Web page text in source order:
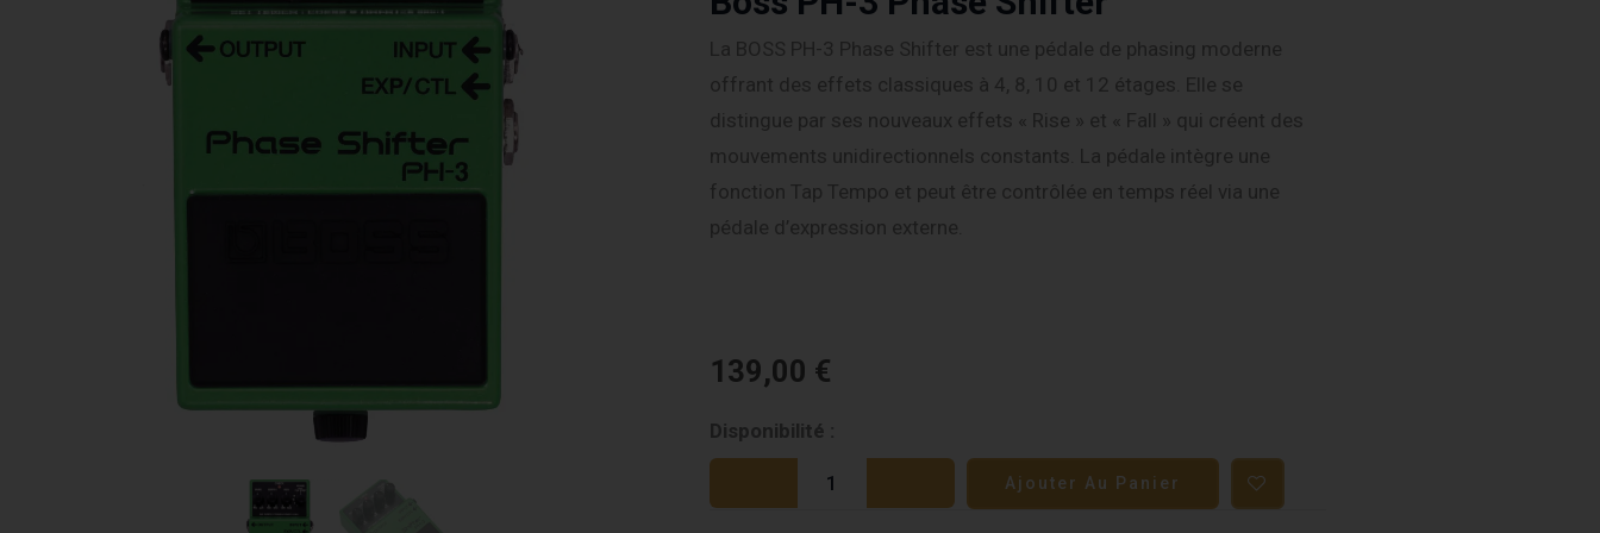
La BOSS PH-3 Phase Shifter est une pédale de phasing moderne
offrant des effets classiques à 4, 8, 10 et 12 étages. Elle se
distingue par ses nouveaux effets « Rise » et « Fall » qui créent des
mouvements unidirectionnels constants. La pédale intègre une
fonction Tap Tempo et peut être contrôlée en temps réel via une
pédale d’expression externe.
139,00 €
Disponibilité :
quantité
de
Ajouter Au Panier